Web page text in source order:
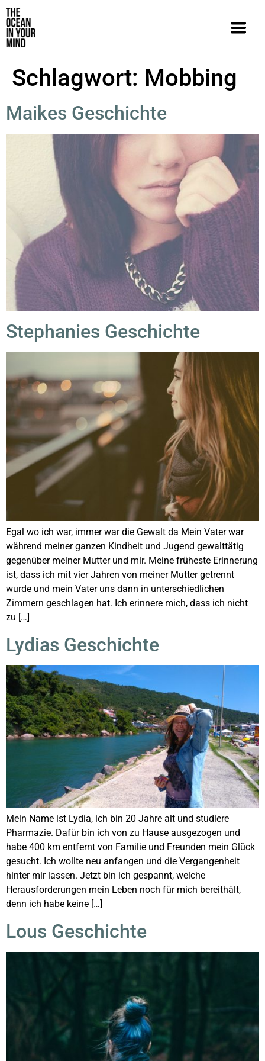
Schlagwort: Mobbing
Maikes Geschichte
Stephanies Geschichte
Egal wo ich war, immer war die Gewalt da Mein Vater war
während meiner ganzen Kindheit und Jugend gewalttätig
gegenüber meiner Mutter und mir. Meine früheste Erinnerung
ist, dass ich mit vier Jahren von meiner Mutter getrennt
wurde und mein Vater uns dann in unterschiedlichen
Zimmern geschlagen hat. Ich erinnere mich, dass ich nicht
zu […]
Lydias Geschichte
Mein Name ist Lydia, ich bin 20 Jahre alt und studiere
Pharmazie. Dafür bin ich von zu Hause ausgezogen und
habe 400 km entfernt von Familie und Freunden mein Glück
gesucht. Ich wollte neu anfangen und die Vergangenheit
hinter mir lassen. Jetzt bin ich gespannt, welche
Herausforderungen mein Leben noch für mich bereithält,
denn ich habe keine […]
Lous Geschichte